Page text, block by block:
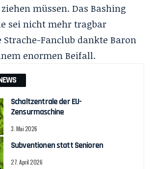
müssen. Das Bashing
sei nicht mehr tragbar
Strache-Fanclub dankte Baron
enormen Beifall.
Schaltzentrale der EU-
Zensurmaschine
3. Mai 2026
Subventionen statt Senioren
27. April 2026